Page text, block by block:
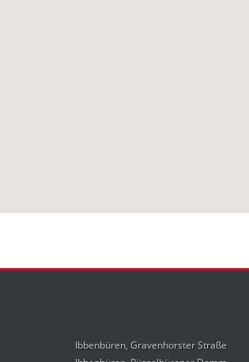
Ibbenbüren, Gravenhorster Straße